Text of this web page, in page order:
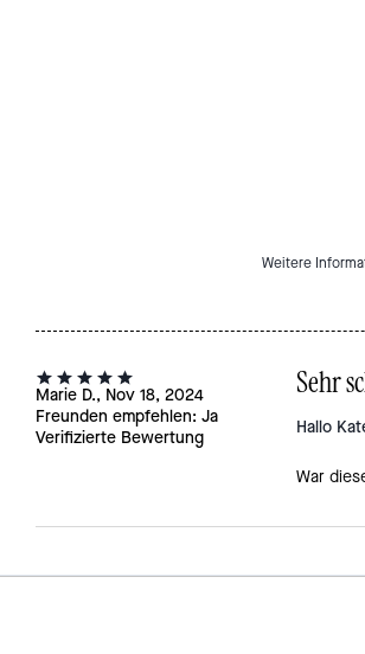
Weitere
Marie D., Nov 18, 2024
Freunden empfehlen: Ja
Verifizierte Bewertung
Sehr
Hallo
War